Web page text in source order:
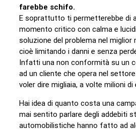
farebbe schifo.
E soprattutto ti permetterebbe di
momento critico con calma e
soluzione del problema nel miglior
cioè limitando i danni e senza
Infatti una non conformità su un
ad un cliente che opera nel
voler dire migliaia, a volte milioni di
Hai idea di quanto costa una
mai sentito parlare degli addebiti
automobilistiche hanno fatto ad